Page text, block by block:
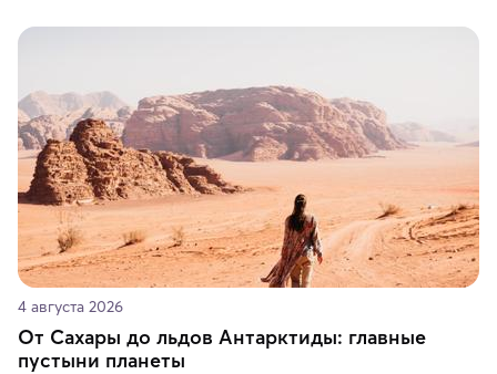
средства, одежду, украшения, предметы интерьера
где их купить.
4 августа 2026
От Сахары до льдов Антарктиды: главные
пустыни планеты